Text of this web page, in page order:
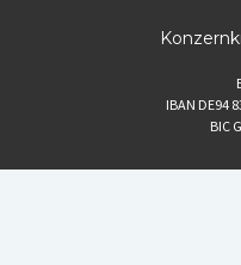
IBAN DE94
BIC